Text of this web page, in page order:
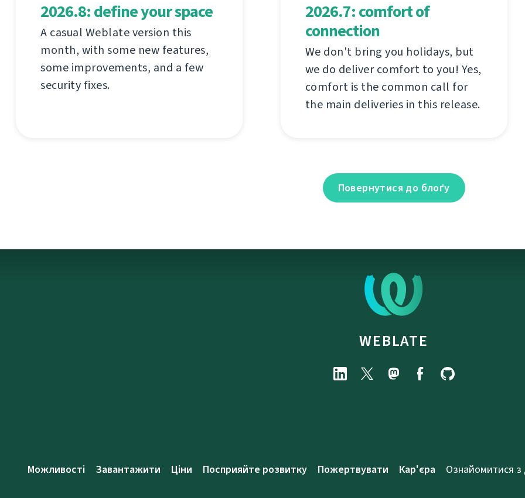
2026.8: define your space
A casual Weblate version this
month, with some new features,
some improvements, and a few
security fixes.
2026.7: comfort of
connection
We don't bring you holidays, but
we do deliver comfort to you! Yes,
comfort is the common call for
the main deliveries in this release.
Повернутися до блоґу
WEBLATE
Можливості Завантажити Ціни Посприяйте розвитку Пожертвувати Кар'єра Ознайомитися з